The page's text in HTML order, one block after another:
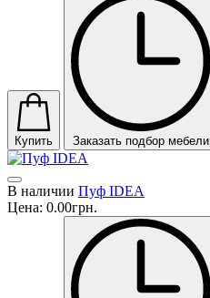
Купить Заказать подбор мебели
В наличии Пуф IDEA
Цена: 0.00грн.